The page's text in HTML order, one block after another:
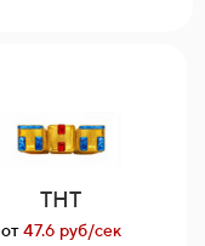
ТНТ
от47.6 руб/сек